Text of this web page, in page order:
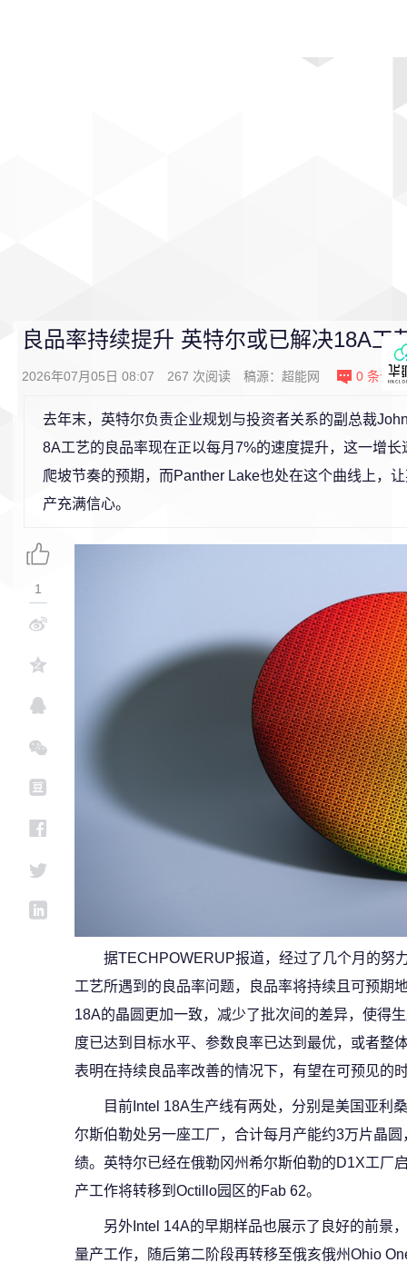
良品率持续提升 英特尔或已解决18A工
2026年07月05日 08:07 267 次阅读 稿源： 超能网 0 条评论
去年末，英特尔负责企业规划与投资者关系的副总裁
8A工艺的良品率现在正以每月7%的速度提升，这一增长
爬坡节奏的预期，而Panther Lake也处在这个曲线上，
产充满信心。
据TECHPOWERUP报道，经过了几个月的努
工艺所遇到的良品率问题，良品率将持续且可预期
18A的晶圆更加一致，减少了批次间的差异，使得
度已达到目标水平、参数良率已达到最优，或者整
表明在持续良品率改善的情况下，有望在可预见的
目前Intel 18A生产线有两处，分别是美国亚利
尔斯伯勒处另一座工厂，合计每月产能约3万片晶
绩。英特尔已经在俄勒冈州希尔斯伯勒的D1X工厂
产工作将转移到Octillo园区的Fab 62。
另外Intel 14A的早期样品也展示了良好的前景
量产工作，随后第二阶段再转移至俄亥俄州Ohio
1